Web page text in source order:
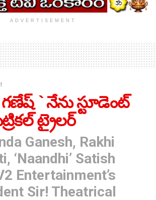
ADVERTISEMENT
గణేష్ `నేను స్టూడెంట్
ట్రైలర్
Ganesh, Rakhi
‘Naandhi’ Satish
Entertainment’s
Sir! Theatrical